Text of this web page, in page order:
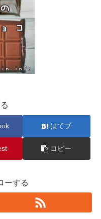
はてブ
コピー
ーする